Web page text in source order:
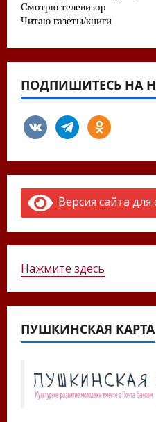
ПОДПИШИТЕСЬ НА
vkontaktetelegramodnoklassniki
Версия сайта
Нажмите здесь
ПУШКИНСКАЯ КАРТА